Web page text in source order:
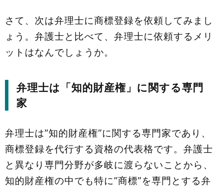
さて、次は弁理士に商標登録を依頼してみまし
ょう。弁護士と比べて、弁理士に依頼するメリ
ットはなんでしょうか。
弁理士は「知的財産権」に関する専門
家
弁理士は”知的財産権”に関する専門家であり、
商標登録を代行する資格の代表格です。弁護士
と異なり専門分野が多岐に渡らないことから、
知的財産権の中でも特に”商標”を専門とする弁